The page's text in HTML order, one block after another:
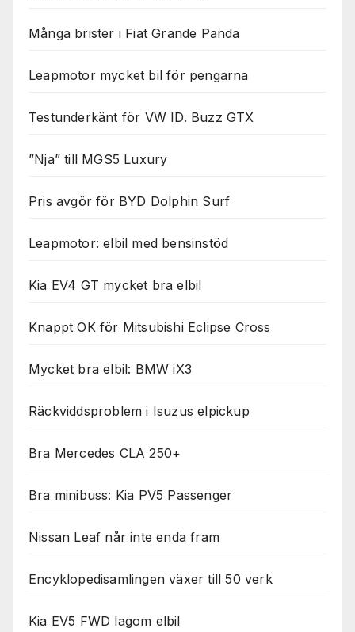
Många brister i Fiat Grande Panda
Leapmotor mycket bil för pengarna
Testunderkänt för VW ID. Buzz GTX
”Nja” till MGS5 Luxury
Pris avgör för BYD Dolphin Surf
Leapmotor: elbil med bensinstöd
Kia EV4 GT mycket bra elbil
Knappt OK för Mitsubishi Eclipse Cross
Mycket bra elbil: BMW iX3
Räckviddsproblem i Isuzus elpickup
Bra Mercedes CLA 250+
Bra minibuss: Kia PV5 Passenger
Nissan Leaf når inte enda fram
Encyklopedisamlingen växer till 50 verk
Kia EV5 FWD lagom elbil